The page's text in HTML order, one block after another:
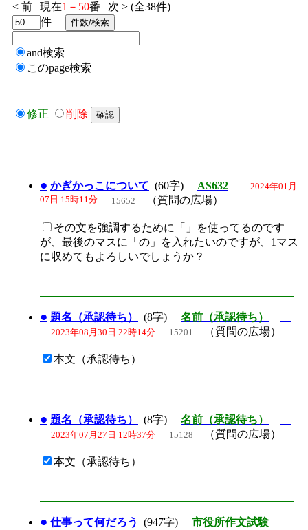
< 前 | 現在1－50番 | 次 > (全38件)
件
and検索
このpage検索
修正 削除
● かぎかっこについて (60字) AS632 2024年01月
07日 15時11分 15652 （質問の広場）
その文を強調するために「」を使ってるのです
が、最後のマスに「の」を入れたいのですが、1マス
に収めてもよろしいでしょうか？
● 題名（承認待ち） (8字) 名前（承認待ち）
2023年08月30日 22時14分 15201 （質問の広場）
本文（承認待ち）
● 題名（承認待ち） (8字) 名前（承認待ち）
2023年07月27日 12時37分 15128 （質問の広場）
本文（承認待ち）
● 仕事って何だろう (947字) 市役所作文試験